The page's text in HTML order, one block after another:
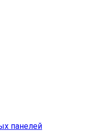
панелей